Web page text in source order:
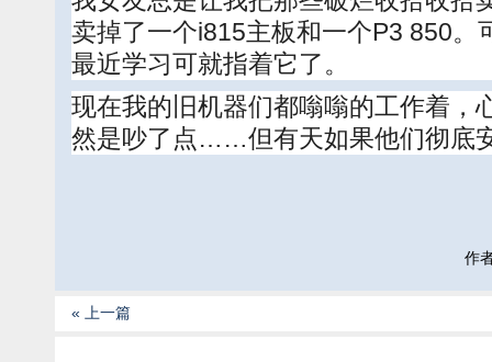
卖掉了一个i815主板和一个P3 850
最近学习可就指着它了。
现在我的旧机器们都嗡嗡的工作着，
然是吵了点……但有天如果他们彻底
作
« 上一篇